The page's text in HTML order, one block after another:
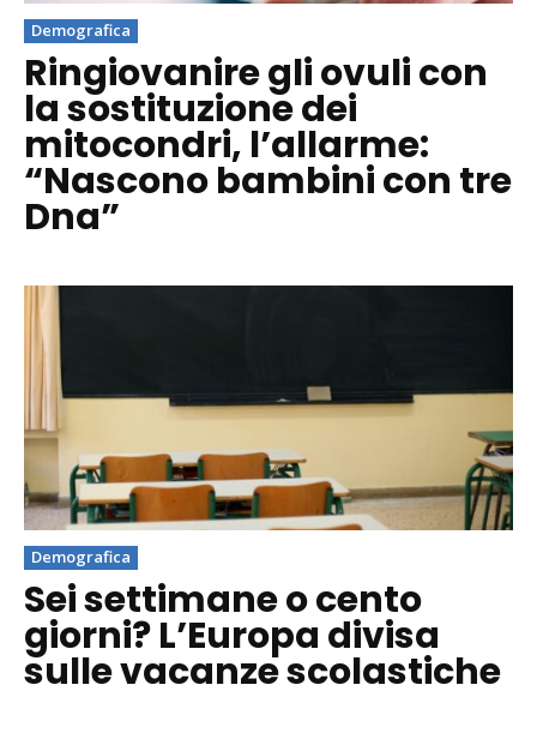
Demografica
Ringiovanire gli ovuli con
la sostituzione dei
mitocondri, l’allarme:
“Nascono bambini con tre
Dna”
Demografica
Sei settimane o cento
giorni? L’Europa divisa
sulle vacanze scolastiche